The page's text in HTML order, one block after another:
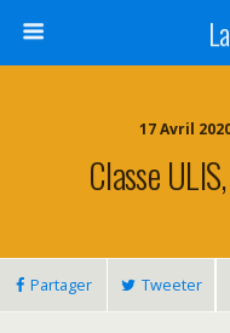
17 Avril
Classe
Partager Tweeter